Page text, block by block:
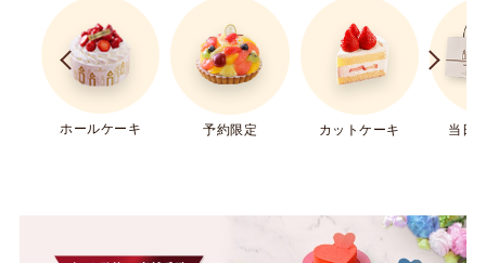
ホールケーキ 予約限定 カットケーキ 当日